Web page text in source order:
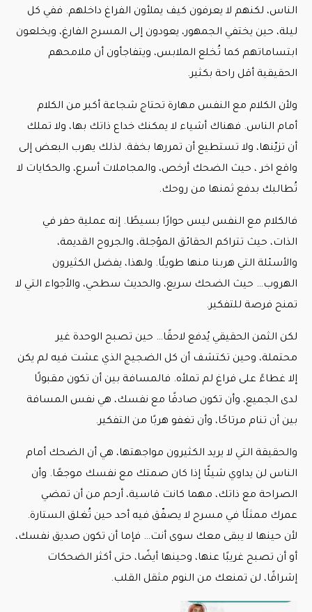
الناس، لكنهم لا يعرفون كيف يملأون الفراغ داخلهم. ففي كل
ليلة، حين يختفي الجمهور، يعودون إلى المسرح الفارغ، ويخلعون
ابتساماتهم كما تُخلع الملابس، ويتفاجأون أن ملامحهم
الحقيقية أقل راحة بكثير.
ولأن الكلام مع النفس مهارة تحتاج شجاعة أكبر من الكلام
أمام الناس. فهناك أشياء لا يمكنك خداع ذاتك بها، ولا تملك
أن تزيّنها، ولا تستطيع أن تمررها بخفة. لذلك يهرب البعض إلى
واقع اخر ، حيث الضحك أرخص، والمجاملات أسرع، والحكايات لا
تُطالبك بدفع ثمنها من روحك.
فالكلام مع النفس ليس حوارًا بسيطًا. إنه عملية حفر في
الذات، حيث تتراكم الحقائق المؤجلة، والجروح القديمة،
والأسئلة التي هربنا منها طويلًا. ولهذا، يفضل الكثيرون
الهروب… حيث الضحك سريع، والحديث سطحي، والأجواء التي لا
تمنح فرصة للتفكير.
لكن الثمن الحقيقي يُدفع لاحقًا… حين تصبح الوحدة غير
محتملة، وحين تكتشف أن كل الضجيج الذي عشت فيه لم يكن
إلا غطاءً على فراغ لم تملأه. فالمسافة بين أن تكون مقبولًا
لدى الجميع، وأن تكون صادقًا مع نفسك، هي نفس المسافة
بين أن تنام مرتاحًا، وأن تغفو هربًا من التفكير.
والحقيقة التي لا يريد الكثيرون مواجهتها، هي أن الضحك أمام
الناس لن يداوي شيئًا إذا كان صمتك مع نفسك موجعًا. وأن
الصراحة مع ذاتك، مهما كانت قاسية، أرحم من أن تمضي
عمرك ممثلًا في مسرح لا يصفّق فيه أحد حين تُغلق الستارة.
لأن حينها لا يبقى معك سوى أنت… فإما أن تكون صديق نفسك،
أو أن تصبح غريبًا عنها، وحينها أيضًا، حتى أكثر الضحكات
إشراقًا، لن تمنعك من النوم مثقل القلب.